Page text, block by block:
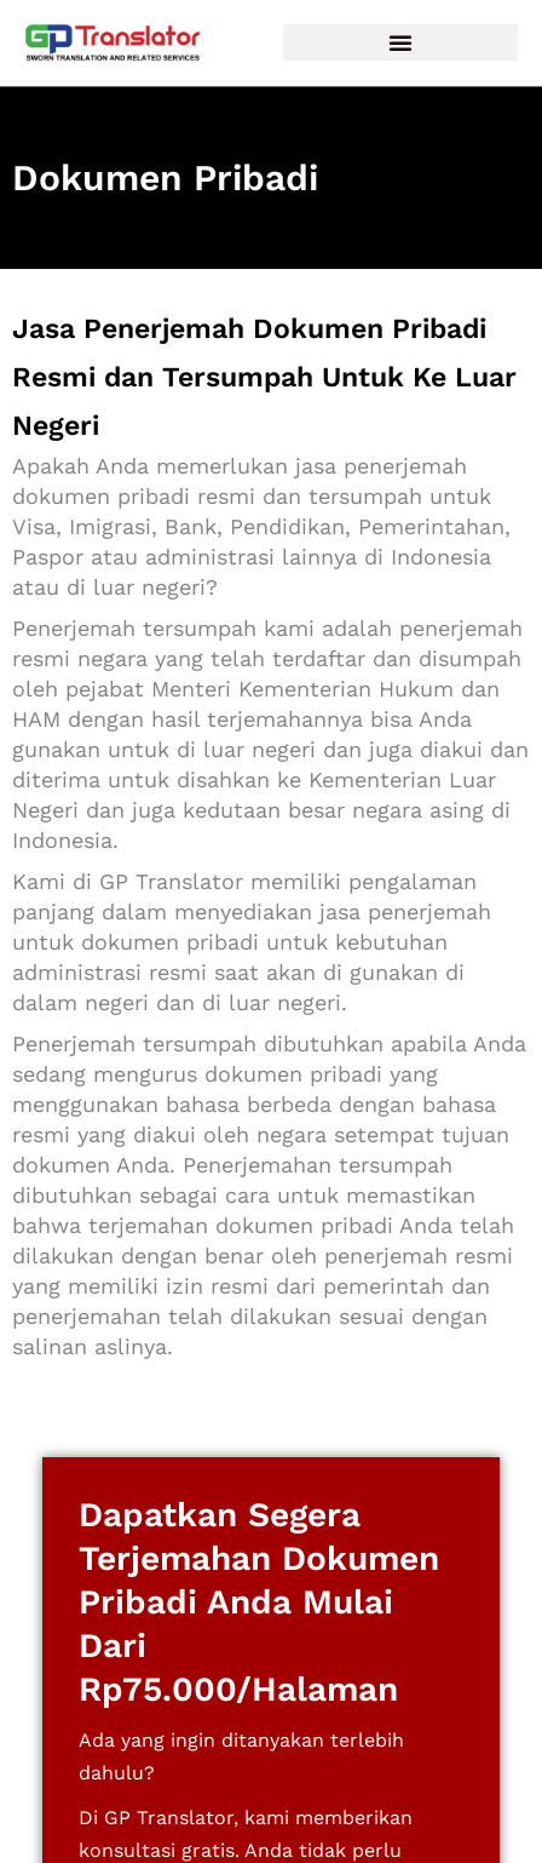
Dokumen Pribadi
Jasa Penerjemah Dokumen Pribadi
Resmi dan Tersumpah Untuk Ke Luar
Negeri
Apakah Anda memerlukan jasa penerjemah
dokumen pribadi resmi dan tersumpah untuk
Visa, Imigrasi, Bank, Pendidikan, Pemerintahan,
Paspor atau administrasi lainnya di Indonesia
atau di luar negeri?
Penerjemah tersumpah kami adalah penerjemah
resmi negara yang telah terdaftar dan disumpah
oleh pejabat Menteri Kementerian Hukum dan
HAM dengan hasil terjemahannya bisa Anda
gunakan untuk di luar negeri dan juga diakui dan
diterima untuk disahkan ke Kementerian Luar
Negeri dan juga kedutaan besar negara asing di
Indonesia.
Kami di GP Translator memiliki pengalaman
panjang dalam menyediakan jasa penerjemah
untuk dokumen pribadi untuk kebutuhan
administrasi resmi saat akan di gunakan di
dalam negeri dan di luar negeri.
Penerjemah tersumpah dibutuhkan apabila Anda
sedang mengurus dokumen pribadi yang
menggunakan bahasa berbeda dengan bahasa
resmi yang diakui oleh negara setempat tujuan
dokumen Anda. Penerjemahan tersumpah
dibutuhkan sebagai cara untuk memastikan
bahwa terjemahan dokumen pribadi Anda telah
dilakukan dengan benar oleh penerjemah resmi
yang memiliki izin resmi dari pemerintah dan
penerjemahan telah dilakukan sesuai dengan
salinan aslinya.
Dapatkan Segera
Terjemahan Dokumen
Pribadi Anda Mulai
Dari
Rp75.000/Halaman
Ada yang ingin ditanyakan terlebih
dahulu?
Di GP Translator, kami memberikan
konsultasi gratis. Anda tidak perlu